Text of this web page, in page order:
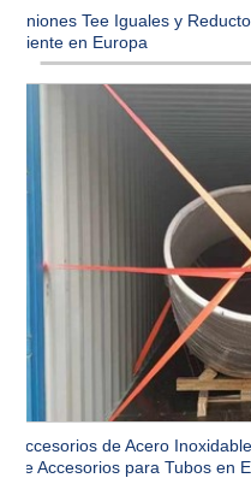
Uniones Tee Iguales y
cliente en Europa
Accesorios de Acero
de Accesorios para Tubos en